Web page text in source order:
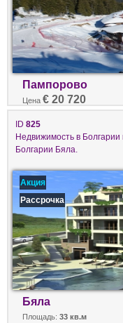
Пампорово
Цена € 20 720
ID 825
Недвижимость в
Болгарии Бяла.
Акция
Рассрочка
Бяла
Площадь: 33 кв.м